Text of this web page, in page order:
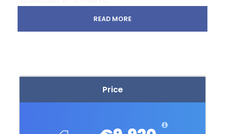
Price
Qué Incluye en Australia:
Traslados y atracciones en vehículos
Entradas a las atracciones y cruceros según
READ MORE